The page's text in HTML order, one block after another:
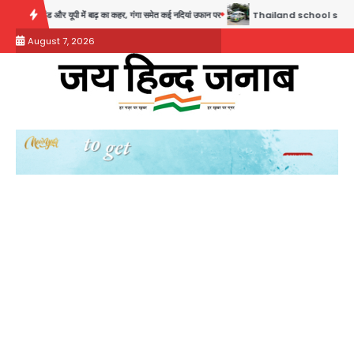
content
और यूपी में बाढ़ का कहर, गंगा समेत कई नदियां उफान पर Thailand school shooting: थाईलैंड में
August 7, 2026